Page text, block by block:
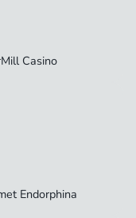
Casino
Endorphina